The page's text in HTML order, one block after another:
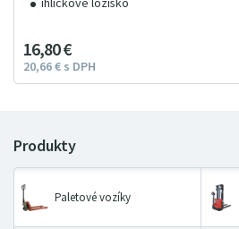
16 80€
20 66€ s DPH
Paletové vozíky